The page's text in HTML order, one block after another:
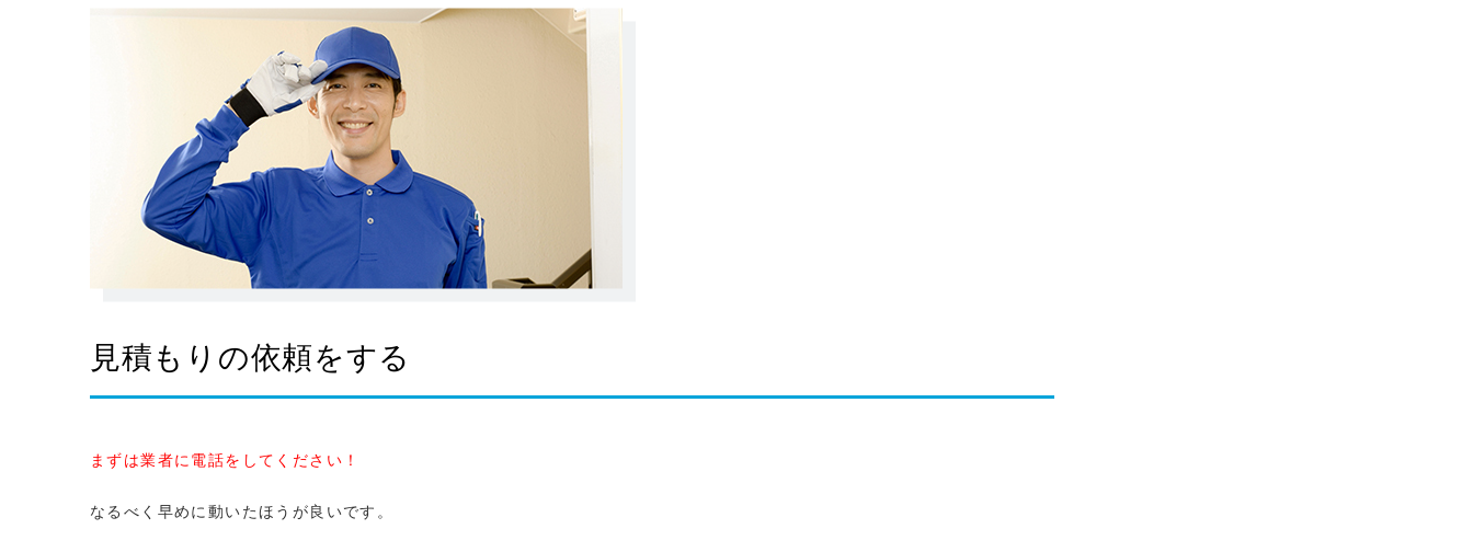
見積もりの依頼をする
まずは業者に電話をしてください！
なるべく早めに動いたほうが良いです。